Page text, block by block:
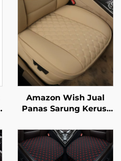
Amazon Wish Jual
Panas Sarung Kerusi
Semua Musim dengan
Sarung Kerusi Kereta
Keseluruhan Bahagian